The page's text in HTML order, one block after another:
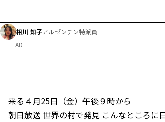
相川 知子アルゼンチン特派員
AD
来る４月25日（金）午後９時から
朝日放送 世界の村で発見 こんなところに